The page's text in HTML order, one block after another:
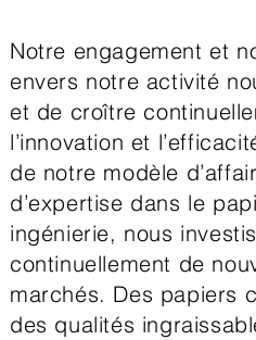
Notre engagement et
envers notre activité
et de croître
l’innovation et
de notre modèle
d’expertise dans le
ingénierie, nous
continuellement de
marchés. Des papiers
des qualités